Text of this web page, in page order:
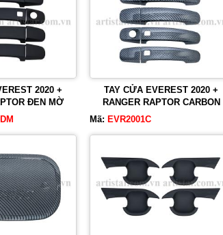
2020 +
ĐEN MỜ
TAY CỬA EVEREST 2020 +
RANGER RAPTOR CARBON
Mã: EVR2001C